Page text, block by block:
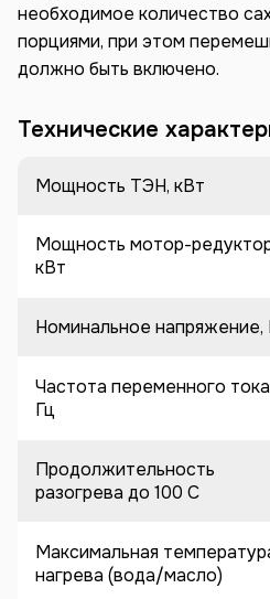
необходимое количество
порциями, при этом
должно быть включено.
Технические
Мощность ТЭН, кВт
Мощность мотор-
кВт
Номинальное напряжение,
Частота переменного
Гц
Продолжительность
разогрева до 100 C
Максимальная
нагрева (вода/масло)